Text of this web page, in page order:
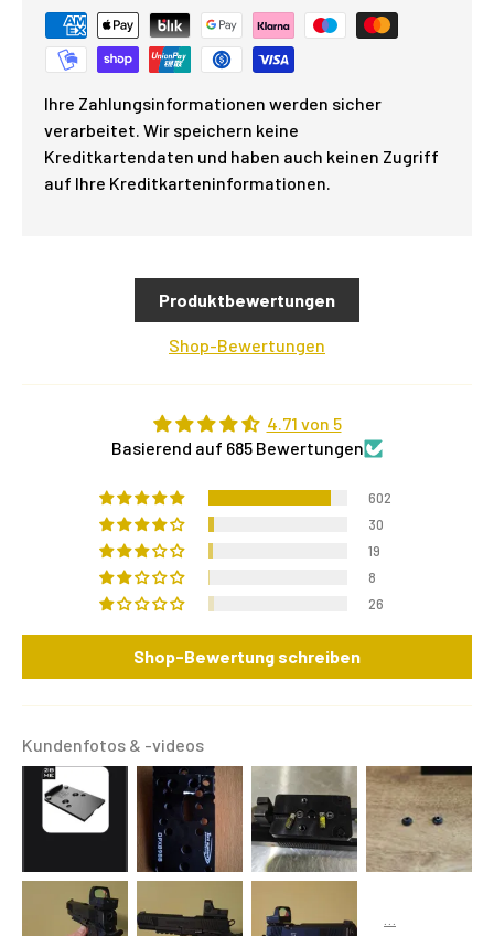
Ihre Zahlungsinformationen werden sicher
verarbeitet. Wir speichern keine
Kreditkartendaten und haben auch keinen Zugriff
auf Ihre Kreditkarteninformationen.
Produktbewertungen
Shop-Bewertungen
4.71 von 5
Basierend auf 685 Bewertungen
602
30
19
8
26
Shop-Bewertung schreiben
Kundenfotos & -videos